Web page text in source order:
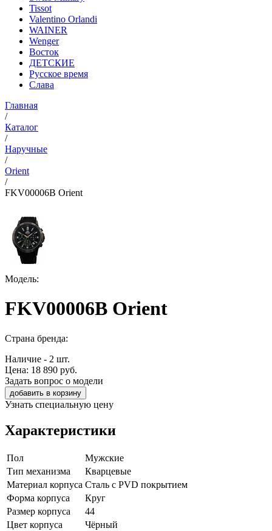
Tissot
Valentino Orlandi
WAINER
Wenger
Восток
ДЕТСКИЕ
Русское время
Слава
Главная
/
Каталог
/
Наручные
/
Orient
/
FKV00006B Orient
Модель:
FKV00006B Orient
Страна бренда:
Наличие - 2 шт.
Цена: 18 890 руб.
Задать вопрос о модели
добавить в корзину
Узнать специальную цену
Характеристики
Пол
Мужские
Тип механизма
Кварцевые
Материал корпуса Сталь с PVD покрытием
Форма корпуса
Круг
Размер корпуса
44
Цвет корпуса
Чёрный